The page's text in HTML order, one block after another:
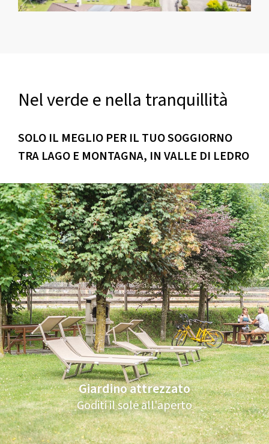
Nel verde e nella tranquillità
SOLO IL MEGLIO PER IL TUO SOGGIORNO
TRA LAGO E MONTAGNA, IN VALLE DI LEDRO
Giardino attrezzato
Goditi il sole all'aperto